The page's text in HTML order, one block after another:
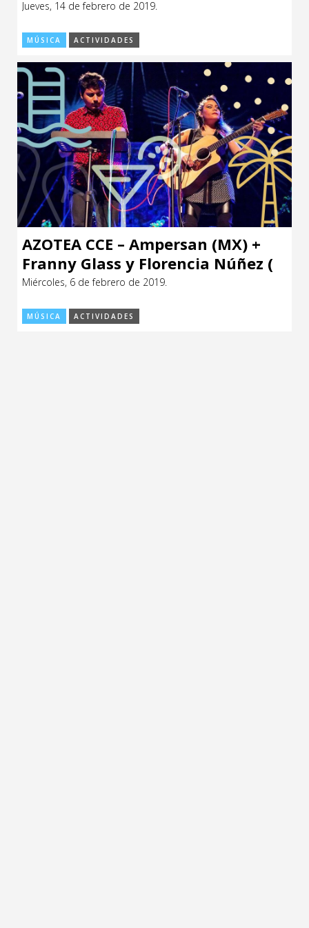
Espacio itinerante de lectura infantil
Formación
Género y Diversidad
Infantil y Juvenil
Letras
Medio Ambiente
Música
Sin categoría
Jueves, 14 de febrero de 2019.
MÚSICA ACTIVIDADES
AZOTEA CCE – Ampersan (MX) +
Franny Glass y Florencia Núñez (
UY)
Miércoles, 6 de febrero de 2019.
MÚSICA ACTIVIDADES